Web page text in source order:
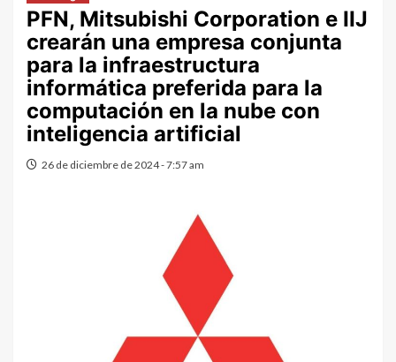
PFN, Mitsubishi Corporation e IIJ
crearán una empresa conjunta
para la infraestructura
informática preferida para la
computación en la nube con
inteligencia artificial
26 de diciembre de 2024 - 7:57 am